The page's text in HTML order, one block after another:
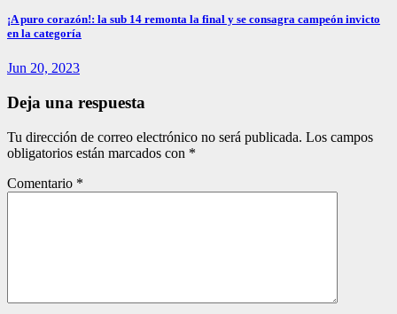
¡A puro corazón!: la sub 14 remonta la final y se consagra campeón invicto
en la categoría
Jun 20, 2023
Deja una respuesta
Tu dirección de correo electrónico no será publicada. Los campos
obligatorios están marcados con *
Comentario *